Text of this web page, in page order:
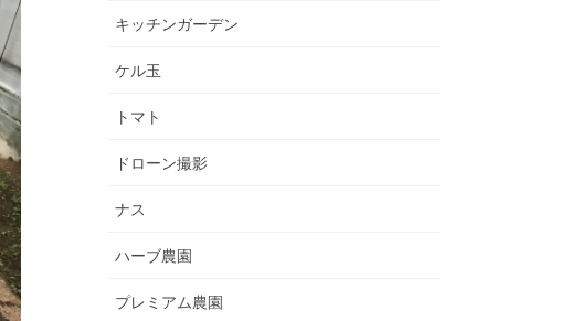
キッチンガーデン
ケル玉
トマト
ドローン撮影
ナス
ハーブ農園
プレミアム農園